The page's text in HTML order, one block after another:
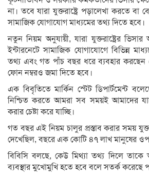
না। তবে যারা যুক্তরাষ্ট্রে পড়ালেখা করতে বা
সামাজিক যোগাযোগ মাধ্যমের তথ্য দিতে হবে।
নতুন নিয়ম অনুযায়ী, যারা যুক্তরাষ্ট্রের
ইন্টারনেটে সামাজিক যোগাযোগে বিভিন্ন
তথ্য এবং গত পাঁচ বছর ধরে ব্যবহার করছেন
ফোন নম্বরও জমা দিতে হবে।
এক বিবৃতিতে মার্কিন স্টেট ডিপার্টমেন্ট
নিশ্চিত করতে আমরা সব সময়ই আমাদের
করার চেষ্টা করে যাচ্ছি।
গত বছর এই নিয়ম চালুর প্রস্তাব করার সময়
দেখেছিল, বছরে এক কোটি ৪৭ লাখ মানুষের
বিবিসি বলছে, কেউ মিথ্যা তথ্য দিলে
ব্যবস্থার মুখোমুখি হতে হবে বলে সতর্ক করেছে